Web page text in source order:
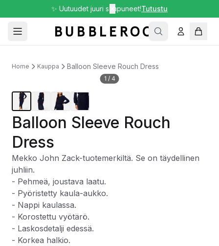
✨ Uutuudet juuri saapuneet!Tutustu
Home Kauppa Balloon Sleeve Rouch Dress
1 / 4
Balloon Sleeve Rouch
Dress
Mekko John Zack-tuotemerkiltä. Se on täydellinen
juhliin.
- Pehmeä, joustava laatu.
- Pyöristetty kaula-aukko.
- Nappi kaulassa.
- Korostettu vyötärö.
- Laskosdetalji edessä.
- Korkea halkio.